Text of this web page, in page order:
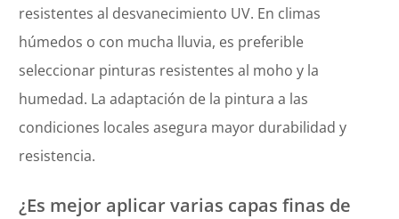
resistentes al desvanecimiento UV. En climas
húmedos o con mucha lluvia, es preferible
seleccionar pinturas resistentes al moho y la
humedad. La adaptación de la pintura a las
condiciones locales asegura mayor durabilidad y
resistencia.
¿Es mejor aplicar varias capas finas de